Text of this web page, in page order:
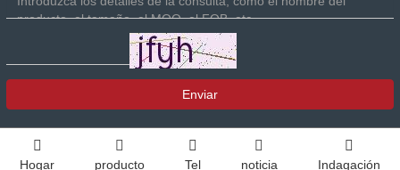
Enviar
Hogar producto Tel noticia Indagación